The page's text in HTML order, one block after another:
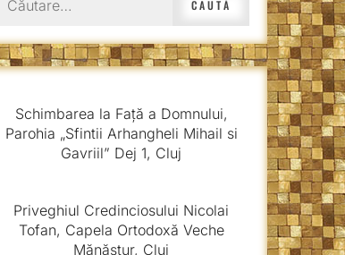
după:
Schimbarea la Față a Domnului,
Parohia „Sfintii Arhangheli Mihail si
Gavriil” Dej 1, Cluj
Priveghiul Credinciosului Nicolai
Tofan, Capela Ortodoxă Veche
Mănăștur, Cluj